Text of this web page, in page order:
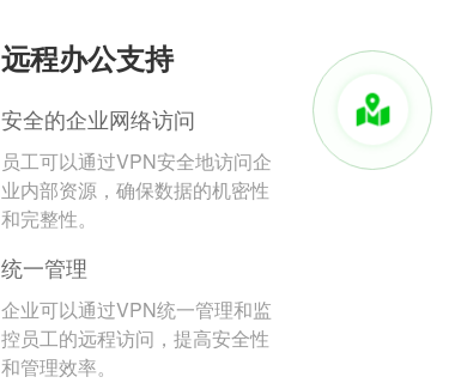
远程办公支持
安全的企业网络访问
员工可以通过VPN安全地访问企
业内部资源，确保数据的机密性
和完整性。
统一管理
企业可以通过VPN统一管理和监
控员工的远程访问，提高安全性
和管理效率。